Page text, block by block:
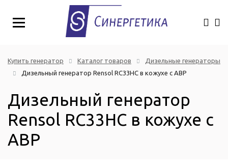
Купить генератор Каталог товаров
Дизельные генераторы
Дизельный генератор Rensol RC33HC в кожухе с АВР
Дизельный генератор
Rensol RC33HC в кожухе с
АВР